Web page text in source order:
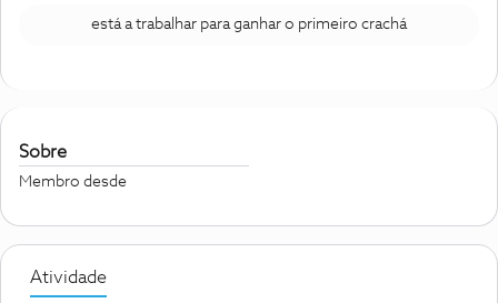
está a trabalhar para ganhar o primeiro crachá
Sobre
Membro desde
Atividade